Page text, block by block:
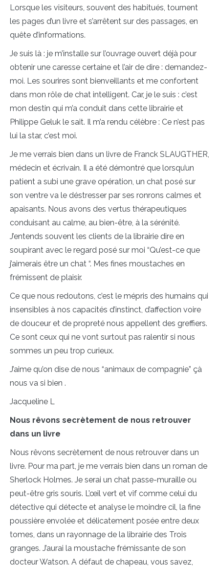
Lorsque les visiteurs, souvent des habitués, tournent
les pages d’un livre et s’arrêtent sur des passages, en
quête d’informations.
Je suis là : je m’installe sur l’ouvrage ouvert déjà pour
obtenir une caresse certaine et l’air de dire : demandez-
moi. Les sourires sont bienveillants et me confortent
dans mon rôle de chat intelligent. Car, je le suis : c’est
mon destin qui m’a conduit dans cette librairie et
Philippe Geluk le sait. Il m’a rendu célèbre : Ce n’est pas
lui la star, c’est moi.
Je me verrais bien dans un livre de Franck SLAUGTHER,
médecin et écrivain. Il a été démontré que lorsqu’un
patient a subi une grave opération, un chat posé sur
son ventre va le déstresser par ses ronrons calmes et
apaisants. Nous avons des vertus thérapeutiques
conduisant au calme, au bien-être, à la sérénité.
J’entends souvent les clients de la librairie dire en
soupirant avec le regard posé sur moi “Qu’est-ce que
j’aimerais être un chat “. Mes fines moustaches en
frémissent de plaisir.
Ce que nous redoutons, c’est le mépris des humains qui
insensibles à nos capacités d’instinct, d’affection voire
de douceur et de propreté nous appellent des greffiers.
Ce sont ceux qui ne vont surtout pas ralentir si nous
sommes un peu trop curieux.
J’aime qu’on dise de nous “animaux de compagnie” çà
nous va si bien .
Jacqueline L
Nous rêvons secrètement de nous retrouver
dans un livre
Nous rêvons secrètement de nous retrouver dans un
livre. Pour ma part, je me verrais bien dans un roman de
Sherlock Holmes. Je serai un chat passe-muraille ou
peut-être gris souris. L’œil vert et vif comme celui du
détective qui détecte et analyse le moindre cil, la fine
poussière envolée et délicatement posée entre deux
tomes, dans un rayonnage de la librairie des Trois
granges. J’aurai la moustache frémissante de son
docteur Watson. A défaut de chapeau, vous savez,